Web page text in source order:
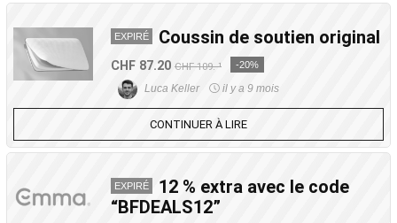
EXPIRÉ Coussin de soutien original
CHF 87.20 CHF 109.-¹ -20%
Luca Keller il y a 9 mois
CONTINUER À LIRE
EXPIRÉ
12 % extra avec le code
“BFDEALS12”